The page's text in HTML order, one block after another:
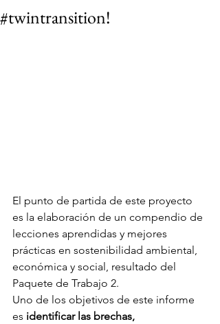
#twintransition!
El punto de partida de este proyecto
es la elaboración de un compendio de
lecciones aprendidas y mejores
prácticas en sostenibilidad ambiental,
económica y social, resultado del
Paquete de Trabajo 2.
Uno de los objetivos de este informe
es identificar las brechas,